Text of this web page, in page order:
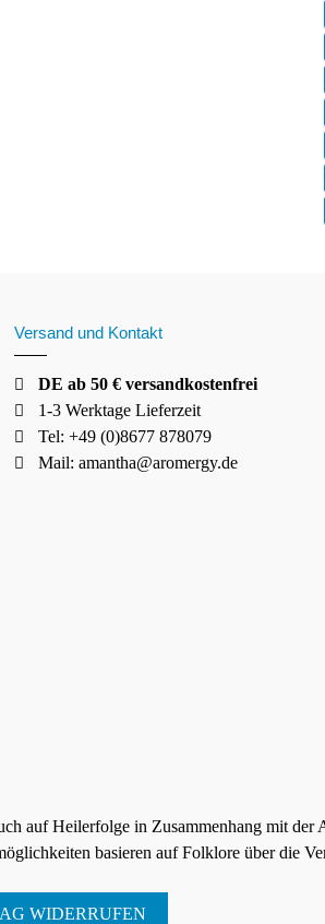
Versand und Kontakt
DE ab 50 € versandkostenfrei
1-3 Werktage Lieferzeit
Tel: +49 (0)8677 878079
Mail:amantha@aromergy.de
auf Heilerfolge in Zusammenhang mit der
basieren auf Folklore über die
WIDERRUFEN